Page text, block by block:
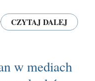
CZYTAJ DALEJ
w mediach